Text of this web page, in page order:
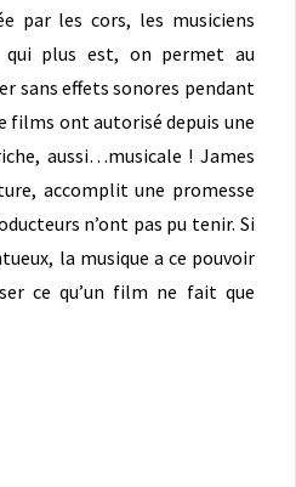
par les cors, les musiciens
plus est, on permet au
sans effets sonores pendant
films ont autorisé depuis une
aussi…musicale ! James
accomplit une promesse
n’ont pas pu tenir. Si
la musique a ce pouvoir
ce qu’un film ne fait que